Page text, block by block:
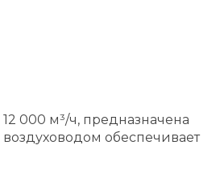
000 м³/ч, предназначена
обеспечивает